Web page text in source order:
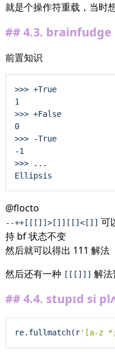
就是个操作符重载，当时
4.3. brainfudge
前置知识
>>> +True
>>> +False
0
>>>
-True
-
>>>
Ellipsis
@flocto
--++[[[]]>[]][[]<[]] 可
持 bf 状态不变
然后就可以得出 111 解法
然后还有一种 [[[]]] 解
4.4. stupɪd si
re.fullmatch(r'[a-z